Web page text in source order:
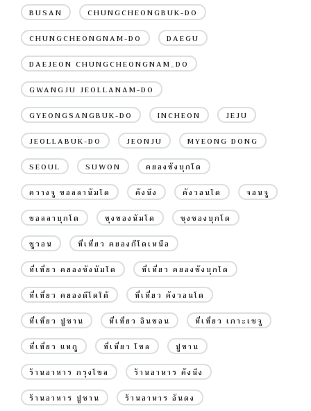
BUSAN CHUNGCHEONGBUK-DO
CHUNGCHEONGNAM-DO DAEGU
DAEJEON CHUNGCHEONGNAM_DO
GWANGJU JEOLLANAM-DO
GYEONGSANGBUK-DO INCHEON JEJU
JEOLLABUK-DO JEONJU MYEONG DONG
SEOUL SUWON คยองซังบุกโด
ควางจู ชอลลานัมโด คังนึง คังวอนโด จอนจู
ชอลลาบุกโด ชุงชองนัมโด ชุงชองบุกโด
ซูวอน ที่เที่ยว คยองกีโดเหนือ
ที่เที่ยว คยองซังนัมโด ที่เที่ยว คยองซังบุกโด
ที่เที่ยว คยองดีโดใต้ ที่เที่ยว คังวอนโด
ที่เที่ยว ปูซาน ที่เที่ยว อินชอน ที่เที่ยว เกาะเชจู
ที่เที่ยว แทกู ที่เที่ยว โซล ปูซาน
ร้านอาหาร กรุงโซล ร้านอาหาร คังนึง
ร้านอาหาร ปูซาน ร้านอาหาร อันดง